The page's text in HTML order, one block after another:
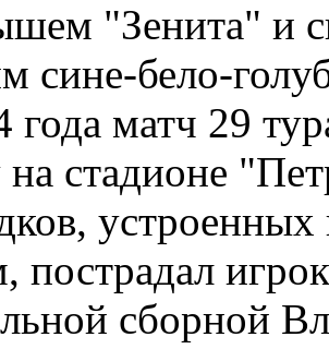
"Зенита" и
сине-бело-
года матч 29
стадионе
пострадал
сборной